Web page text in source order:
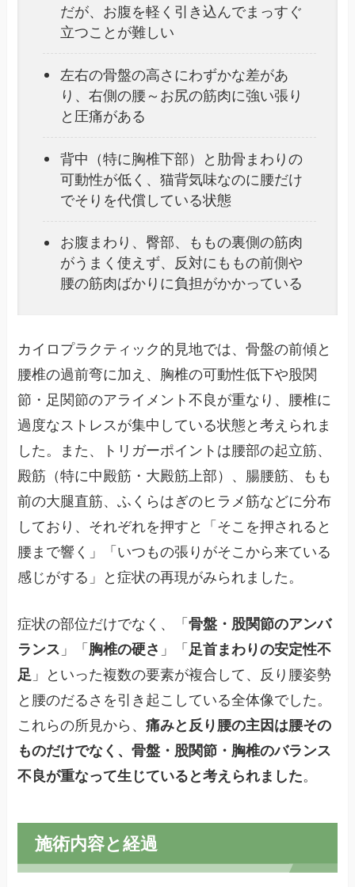
だが、お腹を軽く引き込んでまっすぐ
立つことが難しい
左右の骨盤の高さにわずかな差があ
り、右側の腰～お尻の筋肉に強い張り
と圧痛がある
背中（特に胸椎下部）と肋骨まわりの
可動性が低く、猫背気味なのに腰だけ
でそりを代償している状態
お腹まわり、臀部、ももの裏側の筋肉
がうまく使えず、反対にももの前側や
腰の筋肉ばかりに負担がかかっている
カイロプラクティック的見地では、骨盤の前傾と
腰椎の過前弯に加え、胸椎の可動性低下や股関
節・足関節のアライメント不良が重なり、腰椎に
過度なストレスが集中している状態と考えられま
した。また、トリガーポイントは腰部の起立筋、
殿筋（特に中殿筋・大殿筋上部）、腸腰筋、もも
前の大腿直筋、ふくらはぎのヒラメ筋などに分布
しており、それぞれを押すと「そこを押されると
腰まで響く」「いつもの張りがそこから来ている
感じがする」と症状の再現がみられました。
症状の部位だけでなく、「骨盤・股関節のアンバ
ランス 」「 胸椎の硬さ 」「 足首まわりの安定性不
足 」といった複数の要素が複合して、反り腰姿勢
と腰のだるさを引き起こしている全体像でした。
これらの所見から、痛みと反り腰の主因は腰その
ものだけでなく、骨盤・股関節・胸椎のバランス
不良が重なって生じていると考えられました。
施術内容と経過